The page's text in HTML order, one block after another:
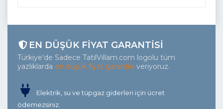
EN DÜŞÜK FIYAT GARANTISI
Türkiye'de Sadece TatilVillam.com logolu tüm
yazlıklarda en düşük fiyat garantisi veriyoruz.
Elektrik, su ve tüpgaz giderleri için ücret
ödemezsiniz.